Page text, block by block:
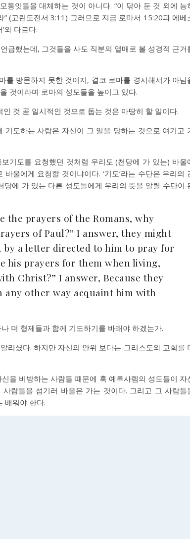
퉁잇돌을 대체하는 것이 아니다. “이 닦아 둔 것 외에 능
(고린도전서 3:11) 그러므로 지금 로마서 15:20과 에베
와 다르다.
급했는데, 그것들을 사도 직분의 열매로 볼 성경적 근거
방문하지 못한 것이지, 결코 로마를 경시해서가 아님
것이라며 로마의 성도들을 높이고 있다.
것 곧 일시적인 것으로 돕는 것은 마땅히 할 일이다.
기도하는 사람은 자신이 그 일을 당하는 것으로 여기고
기도를 요청했던 것처럼 우리도 (천당에 가 있는) 바울
울에게 요청할 것이냐이다. ‘기도’라는 수단은 우리의
당에 가 있는 다른 성도들에게 우리의 뜻을 알릴 수단이
the prayers of the Romans, why
of Paul?” I answer, they might
by a letter directed to him to pray for
his prayers for them when living,
Christ?” I answer, Because they
other way acquaint him with
더 형제들과 함께 기도하기를 바래야 하겠는가.
리셨다. 하지만 자신의 안위 보다는 그리스도와 교회를
을 비방하는 사람들 때문에 혹 예루사렘의 성도들이 자
람들을 섬기러 바울은 가는 것이다. 그리고 그 사람들
배워야 한다.